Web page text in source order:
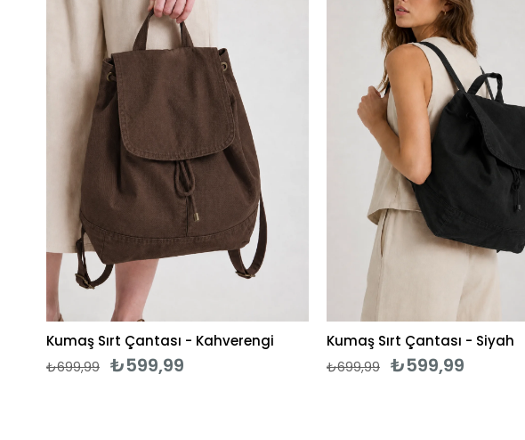
Kumaş Sırt Çantası - Kahverengi
₺599,99
₺699,99
Kumaş Sırt Çantası - Siyah
₺599,99
₺699,99